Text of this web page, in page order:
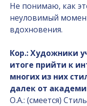
Не понимаю, как
неуловимый
вдохновения.
Кор.: Художники
итоге прийти к
многих из них
далек от
О.А.: (смеется)